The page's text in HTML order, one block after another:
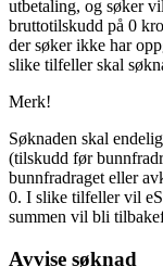
utbetaling, og søker
bruttotilskudd på 0
der søker ikke har
slike tilfeller skal
Merk!
Søknaden skal
(tilskudd før
bunnfradraget eller
0. I slike tilfeller vil
summen vil bli
Avvise søknad